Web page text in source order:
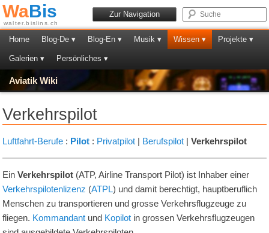
WaBis
walter.bislins.ch
Zur Navigation
Home Blog-De ▾ Blog-En ▾ Musik ▾ Wissen ▾ Projekte ▾
Galerien ▾ Persönliches ▾
Aviatik Wiki
Verkehrspilot
Luftfahrt-Berufe : Pilot : Privatpilot | Berufspilot |Verkehrspilot
EinVerkehrspilot (ATP, Airline Transport Pilot) ist Inhaber einer
Verkehrspilotenlizenz (ATPL) und damit berechtigt, hauptberuflich
Menschen zu transportieren und grosse Verkehrsflugzeuge zu
fliegen. Kommandant und Kopilot in grossen Verkehrsflugzeugen